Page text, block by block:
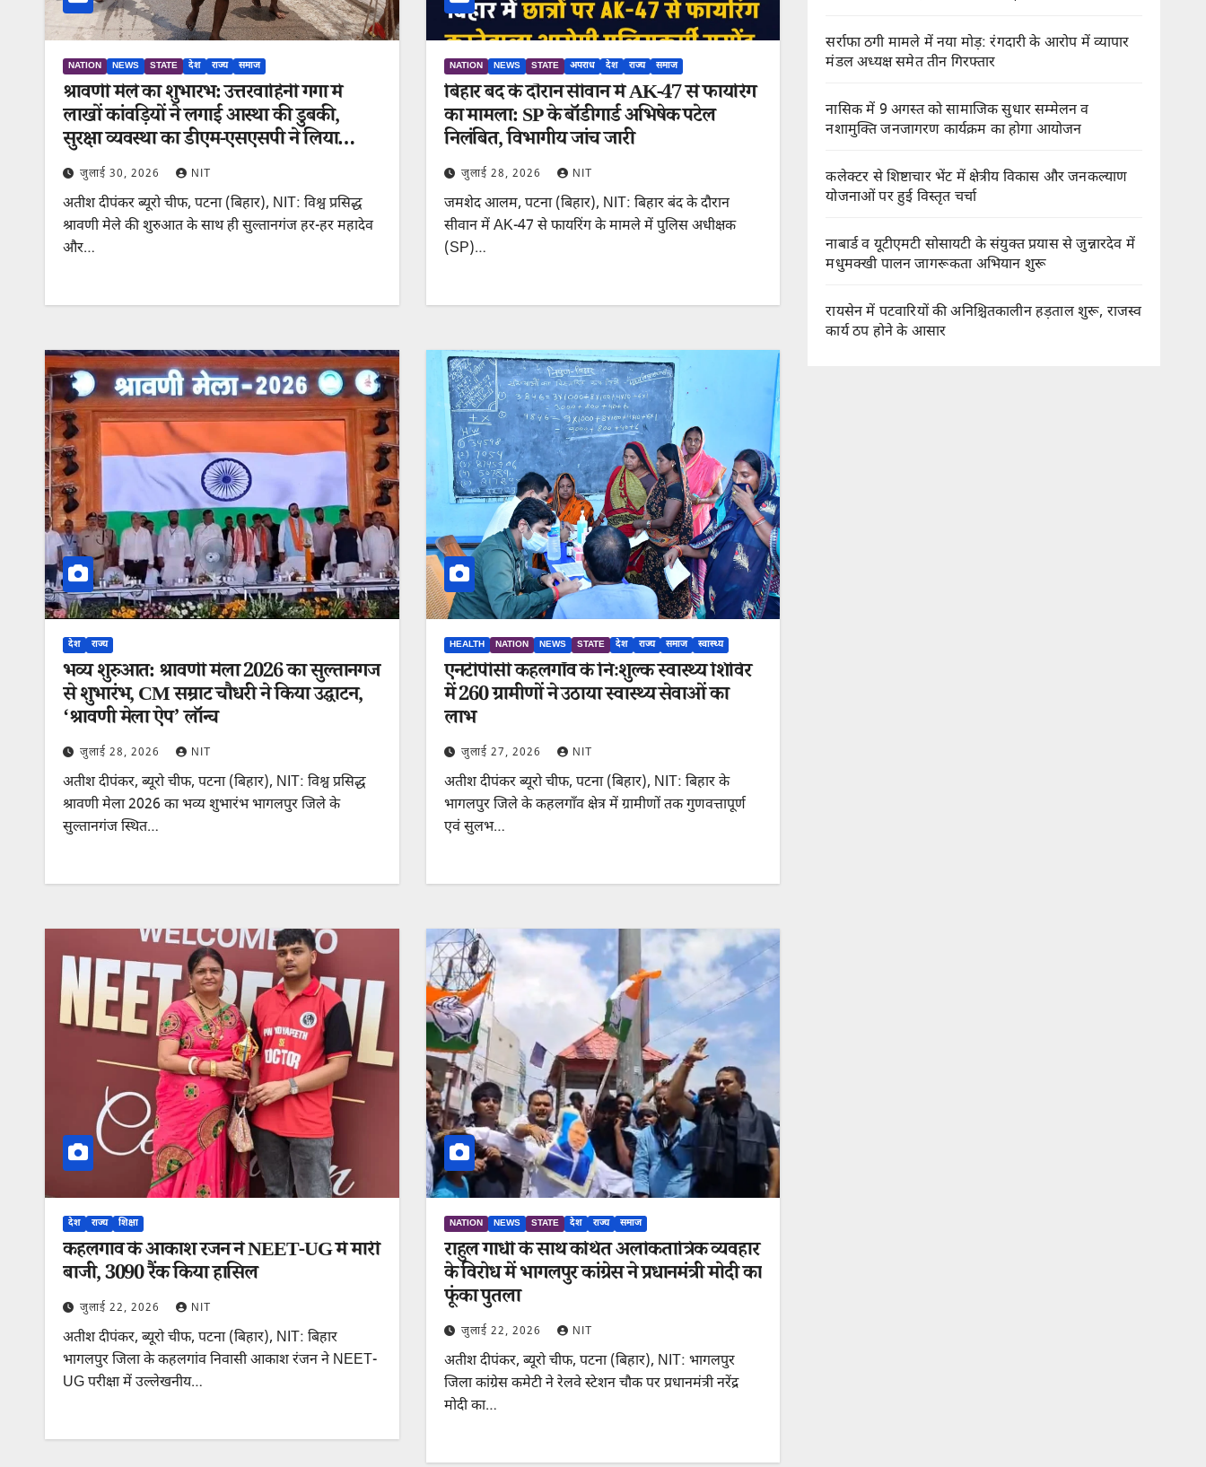
NATION NEWS STATE देश राज्य समाज
श्रावणी मेले का शुभारंभ: उत्तरवाहिनी गंगा में
लाखों कांवड़ियों ने लगाई आस्था की डुबकी,
सुरक्षा व्यवस्था का डीएम-एसएसपी ने लिया
जायज़ा
जुलाई 30, 2026 NIT
अतीश दीपंकर ब्यूरो चीफ, पटना (बिहार), NIT: विश्व प्रसिद्ध
श्रावणी मेले की शुरुआत के साथ ही सुल्तानगंज हर-हर महादेव
और…
NATION NEWS STATE अपराध देश राज्य समाज
बिहार बंद के दौरान सीवान में AK-47 से फायरिंग
का मामला: SP के बॉडीगार्ड अभिषेक पटेल
निलंबित, विभागीय जांच जारी
जुलाई 28, 2026 NIT
जमशेद आलम, पटना (बिहार), NIT: बिहार बंद के दौरान
सीवान में AK-47 से फायरिंग के मामले में पुलिस अधीक्षक
(SP)…
देश राज्य
भव्य शुरुआत: श्रावणी मेला 2026 का सुल्तानगंज
से शुभारंभ, CM सम्राट चौधरी ने किया उद्घाटन,
‘श्रावणी मेला ऐप’ लॉन्च
जुलाई 28, 2026 NIT
अतीश दीपंकर, ब्यूरो चीफ, पटना (बिहार), NIT: विश्व प्रसिद्ध
श्रावणी मेला 2026 का भव्य शुभारंभ भागलपुर जिले के
सुल्तानगंज स्थित…
HEALTH NATION NEWS STATE देश राज्य समाज स्वास्थ्य
एनटीपीसी कहलगाँव के निःशुल्क स्वास्थ्य शिविर
में 260 ग्रामीणों ने उठाया स्वास्थ्य सेवाओं का
लाभ
जुलाई 27, 2026 NIT
अतीश दीपंकर ब्यूरो चीफ, पटना (बिहार), NIT: बिहार के
भागलपुर जिले के कहलगाँव क्षेत्र में ग्रामीणों तक गुणवत्तापूर्ण
एवं सुलभ…
देश राज्य शिक्षा
कहलगांव के आकाश रंजन ने NEET-UG में मारी
बाजी, 3090 रैंक किया हासिल
जुलाई 22, 2026 NIT
अतीश दीपंकर, ब्यूरो चीफ, पटना (बिहार), NIT: बिहार
भागलपुर जिला के कहलगांव निवासी आकाश रंजन ने NEET-
UG परीक्षा में उल्लेखनीय…
NATION NEWS STATE देश राज्य समाज
राहुल गांधी के साथ कथित अलोकतांत्रिक व्यवहार
के विरोध में भागलपुर कांग्रेस ने प्रधानमंत्री मोदी का
फूंका पुतला
जुलाई 22, 2026 NIT
अतीश दीपंकर, ब्यूरो चीफ, पटना (बिहार), NIT: भागलपुर
जिला कांग्रेस कमेटी ने रेलवे स्टेशन चौक पर प्रधानमंत्री नरेंद्र
मोदी का…
सर्राफा ठगी मामले में नया मोड़: रंगदारी के आरोप में व्यापार
मंडल अध्यक्ष समेत तीन गिरफ्तार
नासिक में 9 अगस्त को सामाजिक सुधार सम्मेलन व
नशामुक्ति जनजागरण कार्यक्रम का होगा आयोजन
कलेक्टर से शिष्टाचार भेंट में क्षेत्रीय विकास और जनकल्याण
योजनाओं पर हुई विस्तृत चर्चा
नाबार्ड व यूटीएमटी सोसायटी के संयुक्त प्रयास से जुन्नारदेव में
मधुमक्खी पालन जागरूकता अभियान शुरू
रायसेन में पटवारियों की अनिश्चितकालीन हड़ताल शुरू, राजस्व
कार्य ठप होने के आसार